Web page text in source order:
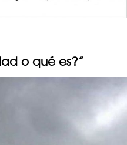
o qué es?”